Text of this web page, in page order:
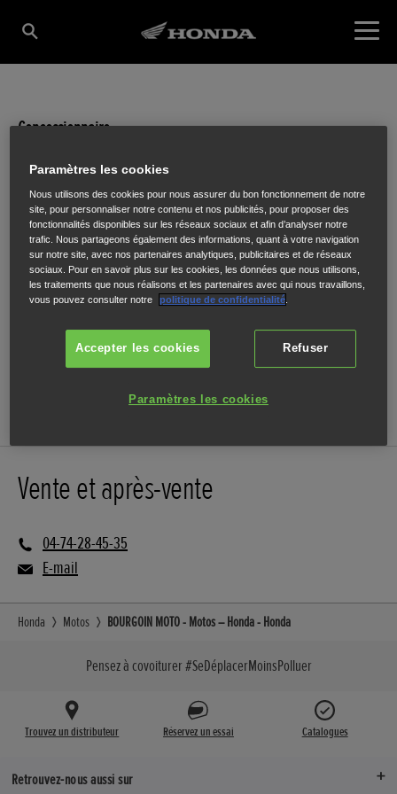
Concessionnaire
BOURGOIN MOTO
2 RUE GEORGES CHARPAK - Z.A.C DE LA MALADIERE,BOURGOIN
JALLIEU, 38300
Vente et après-vente
04-74-28-45-35
E-mail
Honda Motos BOURGOIN MOTO - Motos – Honda - Honda
Pensez à covoiturer #SeDéplacerMoinsPolluer
Trouvez un distributeur Réservez un essai Catalogues
Retrouvez-nous aussi sur
Paramètres les cookies
Nous utilisons des cookies pour nous assurer du bon fonctionnement de notre
site, pour personnaliser notre contenu et nos publicités, pour proposer des
fonctionnalités disponibles sur les réseaux sociaux et afin d’analyser notre
trafic. Nous partageons également des informations, quant à votre navigation
sur notre site, avec nos partenaires analytiques, publicitaires et de réseaux
sociaux. Pour en savoir plus sur les cookies, les données que nous utilisons,
les traitements que nous réalisons et les partenaires avec qui nous travaillons,
vous pouvez consulter notre
politique de confidentialité
Refuser
Accepter les cookies
Paramètres les cookies